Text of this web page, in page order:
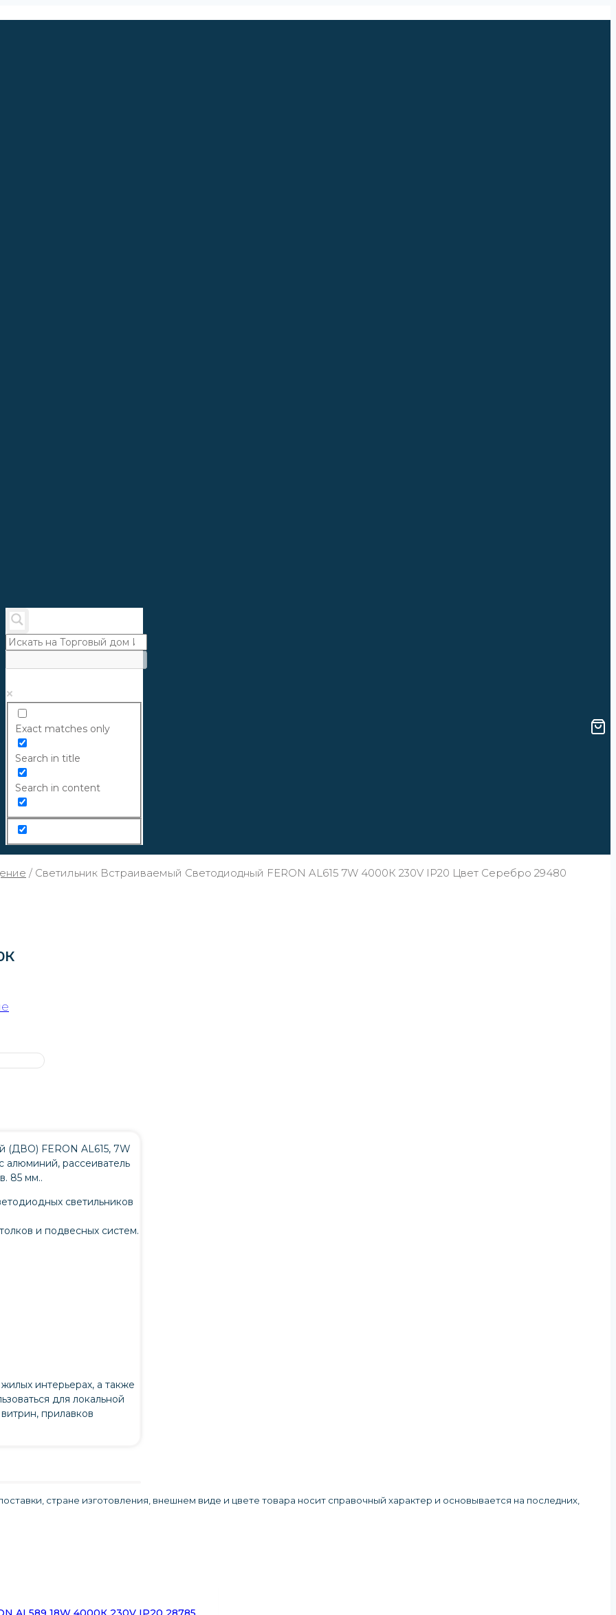
Exact matches only
Search in title
Search in content
/ Светильник Встраиваемый Светодиодный FERON AL615 7W 4000К 230V IP20 Цвет Серебро 29480
(ДВО) FERON AL615, 7W
алюминий, рассеиватель
85 мм..
светильников
и подвесных систем.
интерьерах, а также
для локальной
прилавков
стране изготовления, внешнем виде и цвете товара носит справочный характер и основывается на последних,